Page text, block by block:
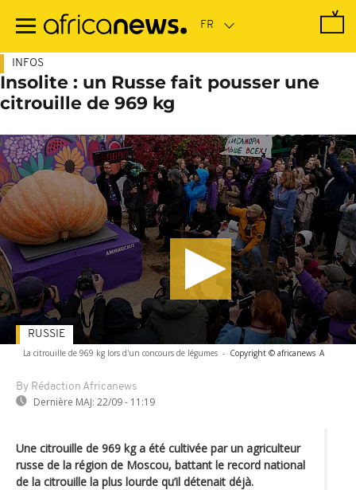
contenu
INFOS
Insolite : un Russe fait pousser une
citrouille de 969 kg
La citrouille de 969 kg lors d'un concours de légumes - Copyright © africanews A
By Rédaction Africanews
Dernière MAJ: 22/09 - 11:19
RUSSIE
Une citrouille de 969 kg a été cultivée par un agriculteur
russe de la région de Moscou, battant le record national
de la citrouille la plus lourde qu’il détenait déjà.